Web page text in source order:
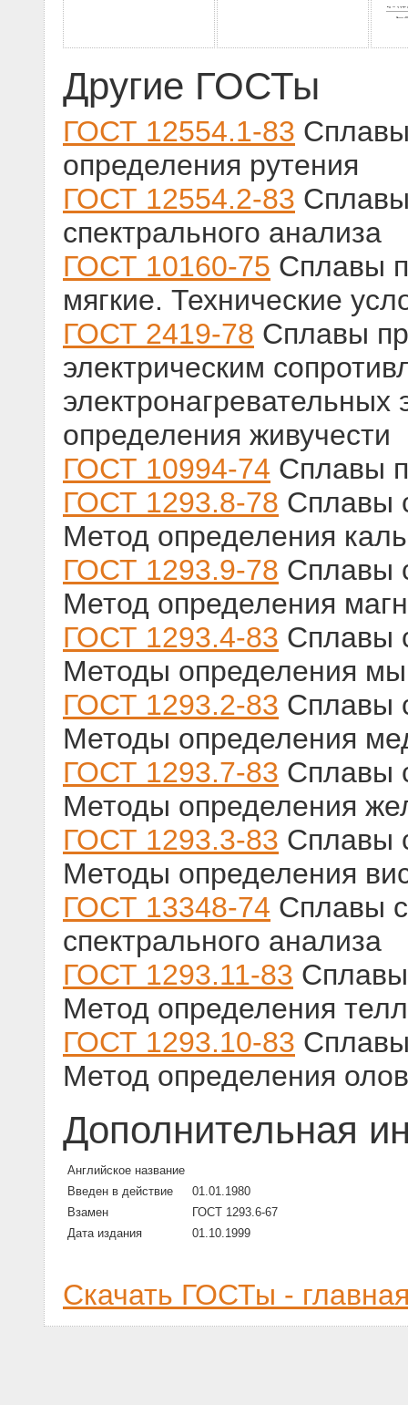
Другие ГОСТы
ГОСТ 12554.1-83
определения рутения
ГОСТ 12554.2-83
спектрального анализа
ГОСТ 10160-75 Сплавы
мягкие. Технические
ГОСТ 2419-78 Сплавы
электрическим
определения живучести
ГОСТ 10994-74 Сплавы
ГОСТ 1293.8-78 Сплавы
Метод определения
ГОСТ 1293.9-78 Сплавы
Метод определения
ГОСТ 1293.4-83 Сплавы
Методы определения
ГОСТ 1293.2-83 Сплавы
Методы определения
ГОСТ 1293.7-83 Сплавы
Методы определения
ГОСТ 1293.3-83 Сплавы
Методы определения
ГОСТ 13348-74 Сплавы
спектрального анализа
ГОСТ 1293.11-83
Метод определения
ГОСТ 1293.10-83
Метод определения
Дополнительная
Английское название
Введен в действие
01.01.1980
Взамен
ГОСТ 1293.6-67
Дата издания
01.10.1999
Скачать ГОСТы -